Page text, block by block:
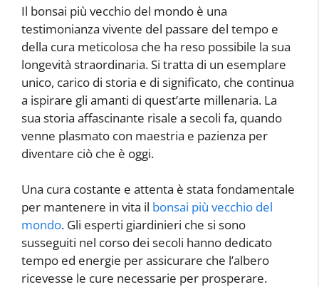
Il bonsai più vecchio del mondo è una
testimonianza vivente del passare del tempo e
della cura meticolosa che ha reso possibile la sua
longevità straordinaria. Si tratta di un esemplare
unico, carico di storia e di significato, che continua
a ispirare gli amanti di quest’arte millenaria. La
sua storia affascinante risale a secoli fa, quando
venne plasmato con maestria e pazienza per
diventare ciò che è oggi.
Una cura costante e attenta è stata fondamentale
per mantenere in vita il bonsai più vecchio del
mondo. Gli esperti giardinieri che si sono
susseguiti nel corso dei secoli hanno dedicato
tempo ed energie per assicurare che l’albero
ricevesse le cure necessarie per prosperare.